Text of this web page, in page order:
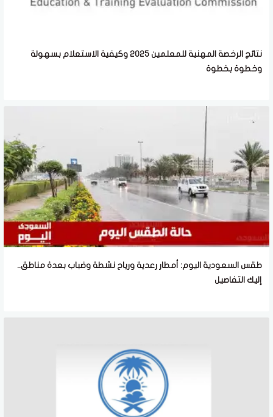
نتائج الرخصة المهنية للمعلمين 2025 وكيفية الاستعلام بسهولة
وخطوة بخطوة
طقس السعودية اليوم: أمطار رعدية ورياح نشطة وضباب بعدة مناطق..
إليك التفاصيل